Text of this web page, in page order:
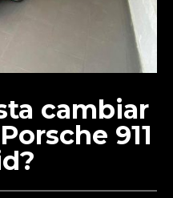
cambiar
911